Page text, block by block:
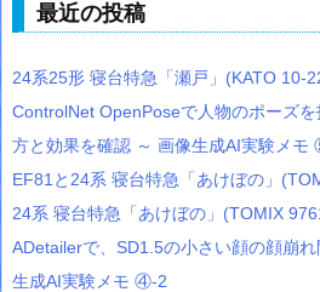
最近の投稿
24系25形 寝台特急「瀬戸」(KATO 10-
ControlNet OpenPoseで人物のポーズ
方と効果を確認 ～ 画像生成AI実験メモ
EF81と24系 寝台特急「あけぼの」
24系 寝台特急「あけぼの」(TOMIX
ADetailerで、SD1.5の小さい顔の顔崩
生成AI実験メモ ④-2